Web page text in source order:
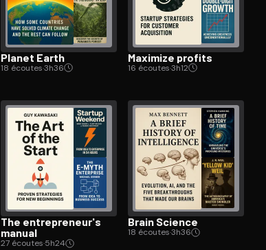
Planet Earth
18 écoutes·3h36
Maximize profits
16 écoutes·3h12
The en­tre­pre­neur's
manual
27 écoutes·5h24
Brain Science
18 écoutes·3h36